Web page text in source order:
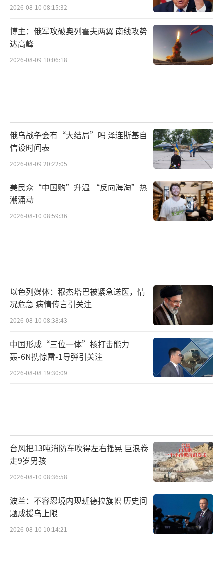
2026-08-10 08:15:32
博主：俄军攻破奥列霍夫两翼 南线攻势
达高峰
2026-08-09 10:06:18
俄乌战争会有“大结局”吗 泽连斯基自
信设时间表
2026-08-09 20:22:05
美民众“中国购”升温 “反向海淘”热
潮涌动
2026-08-10 08:59:36
以色列媒体：穆杰塔巴被紧急送医，情
况危急 病情传言引关注
2026-08-10 08:38:43
中国形成“三位一体”核打击能力
轰-6N携惊雷-1导弹引关注
2026-08-08 19:30:09
台风把13吨消防车吹得左右摇晃 巨浪卷
走9岁男孩
2026-08-10 08:36:58
波兰：不容忍境内现班德拉旗帜 历史问
题成援乌上限
2026-08-10 10:14:21